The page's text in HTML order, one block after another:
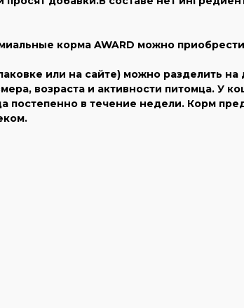
корма AWARD можно
или на сайте) можно разделить
возраста и активности питомца. У
постепенно в течение недели. Корм